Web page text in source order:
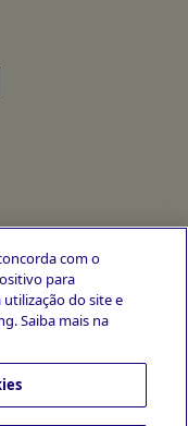
com o
para
do site e
Saiba mais na